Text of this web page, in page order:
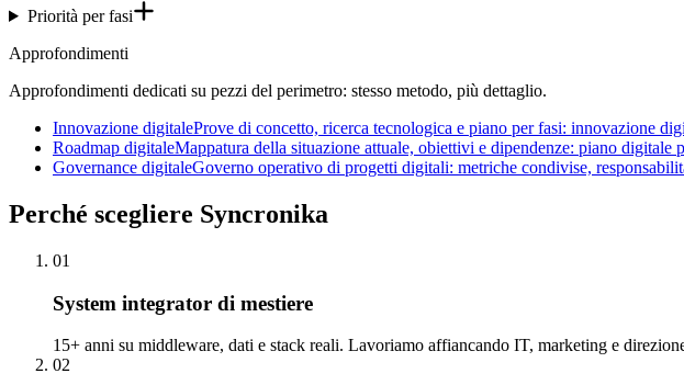
Priorità per fasi
Approfondimenti
Approfondimenti dedicati su pezzi del perimetro: stesso metodo, più dettaglio.
Innovazione digitaleProve di concetto, ricerca tecnologica e piano per fasi: innovazione
Roadmap digitaleMappatura della situazione attuale, obiettivi e dipendenze: piano
Governance digitaleGoverno operativo di progetti digitali: metriche condivise,
Perché scegliere Syncronika
01
System integrator di mestiere
15+ anni su middleware, dati e stack reali. Lavoriamo affiancando IT, marketing e
02